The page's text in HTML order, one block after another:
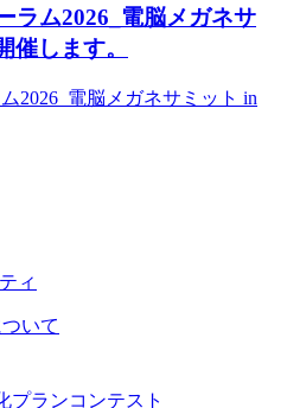
ラム2026_電脳メガネサ
催します。
2026_電脳メガネサミット in
いて
プランコンテスト